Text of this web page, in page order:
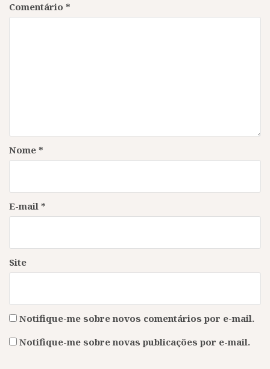
Comentário *
Nome *
E-mail *
Site
Notifique-me sobre novos comentários por e-mail.
Notifique-me sobre novas publicações por e-mail.